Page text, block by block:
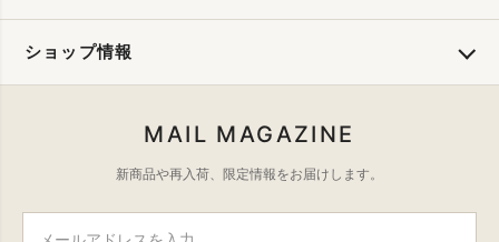
ショップ情報
MAIL MAGAZINE
新商品や再入荷、限定情報をお届けします。